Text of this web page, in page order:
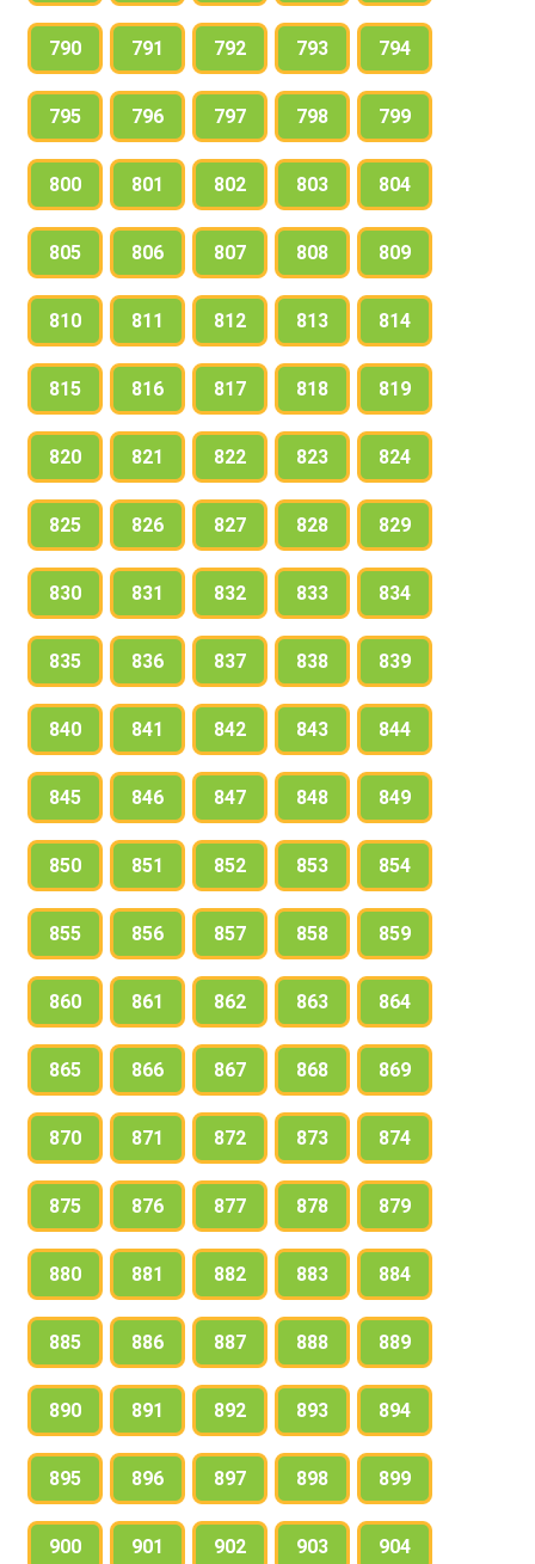
790 791 792 793 794
795 796 797 798 799
800 801 802 803 804
805 806 807 808 809
810 811 812 813 814
815 816 817 818 819
820 821 822 823 824
825 826 827 828 829
830 831 832 833 834
835 836 837 838 839
840 841 842 843 844
845 846 847 848 849
850 851 852 853 854
855 856 857 858 859
860 861 862 863 864
865 866 867 868 869
870 871 872 873 874
875 876 877 878 879
880 881 882 883 884
885 886 887 888 889
890 891 892 893 894
895 896 897 898 899
900 901 902 903 904